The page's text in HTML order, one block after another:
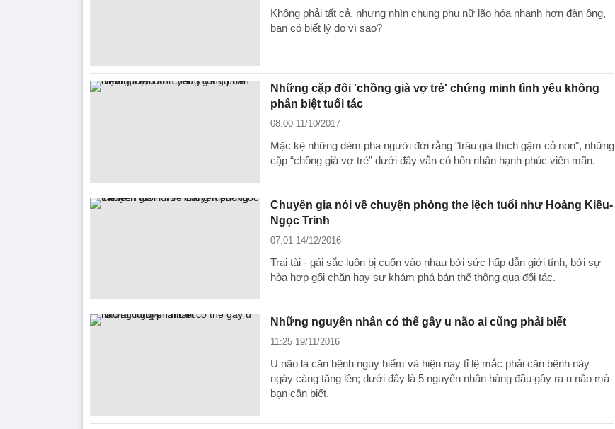
Không phải tất cả, nhưng nhìn chung phụ nữ lão hóa nhanh hơn đàn ông,
bạn có biết lý do vì sao?
Những cặp đôi 'chồng già vợ trẻ' chứng minh tình yêu không
phân biệt tuổi tác
08:00 11/10/2017
Mặc kệ những dèm pha người đời rằng "trâu già thích gặm cỏ non", những
cặp “chồng già vợ trẻ” dưới đây vẫn có hôn nhân hạnh phúc viên mãn.
Chuyên gia nói về chuyện phòng the lệch tuổi như Hoàng Kiều-
Ngọc Trinh
07:01 14/12/2016
Trai tài - gái sắc luôn bị cuốn vào nhau bởi sức hấp dẫn giới tính, bởi sự
hòa hợp gối chăn hay sự khám phá bản thể thông qua đối tác.
Những nguyên nhân có thể gây u não ai cũng phải biết
11:25 19/11/2016
U não là căn bệnh nguy hiểm và hiện nay tỉ lệ mắc phải căn bệnh này
ngày càng tăng lên; dưới đây là 5 nguyên nhân hàng đầu gây ra u não mà
bạn cần biết.